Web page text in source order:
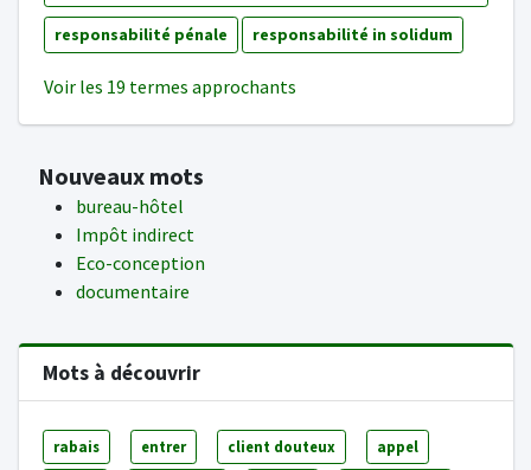
responsabilité pénale responsabilité in solidum
Voir les 19 termes approchants
Nouveaux mots
bureau-hôtel
Impôt indirect
Eco-conception
documentaire
Mots à découvrir
rabais entrer client douteux appel